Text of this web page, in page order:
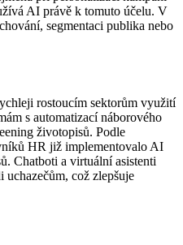
AI právě k tomuto účelu. V
segmentaci publika nebo
rostoucím sektorům využití
s automatizací náborového
životopisů. Podle
HR již implementovalo AI
Chatboti a virtuální asistenti
což zlepšuje